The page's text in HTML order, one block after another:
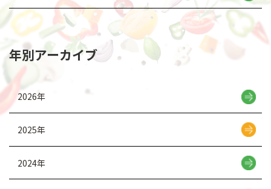
年別アーカイブ
2026年
2025年
2024年